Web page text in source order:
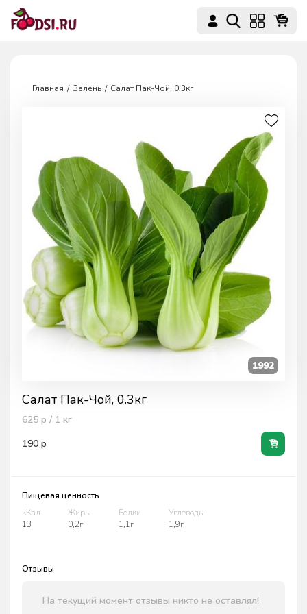
Главная Зелень Салат Пак-Чой, 0.3кг
Салат Пак-Чой, 0.3кг
625 р / 1 кг
190 р
Пищевая ценность
кКал
13
Жиры
0,2г
Белки
1,1г
Углеводы
1,9г
1992
Отзывы
На текущий момент отзывы никто не оставлял!